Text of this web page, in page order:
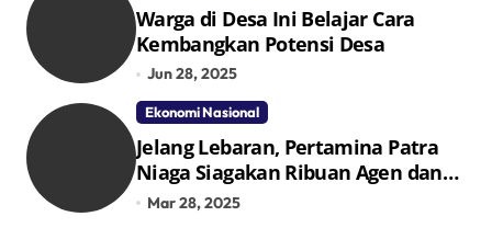
Warga di Desa Ini Belajar Cara
Kembangkan Potensi Desa
Jun 28, 2025
Ekonomi Nasional
Jelang Lebaran, Pertamina Patra
Niaga Siagakan Ribuan Agen dan
Pangkalan LPG 3 Kg
Mar 28, 2025